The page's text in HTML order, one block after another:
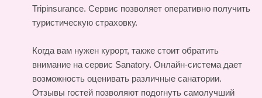
Tripinsurance. Сервис позволяет оперативно получить
туристическую страховку.
Когда вам нужен курорт, также стоит обратить
внимание на сервис Sanatory. Онлайн-система дает
возможность оценивать различные санатории.
Отзывы гостей позволяют подогнуть самолучший